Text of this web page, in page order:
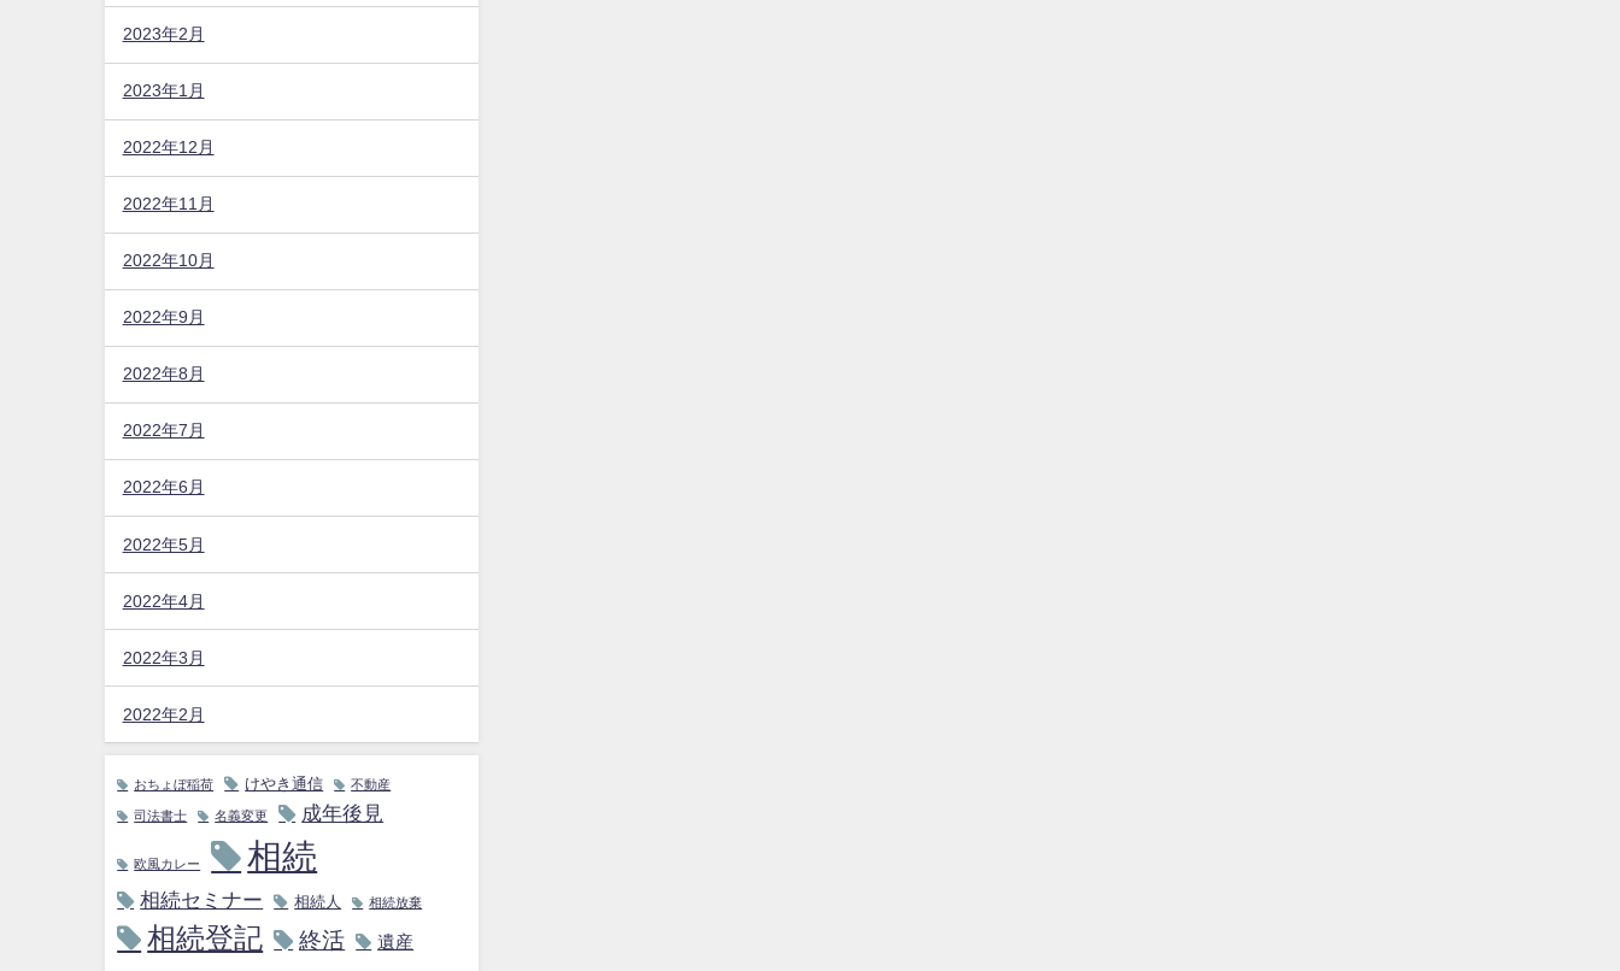
2023年2月
2023年1月
2022年12月
2022年11月
2022年10月
2022年9月
2022年8月
2022年7月
2022年6月
2022年5月
2022年4月
2022年3月
2022年2月
おちょぼ稲荷 けやき通信 不動産
司法書士 名義変更 成年後見
欧風カレー 相続
相続セミナー 相続人 相続放棄
相続登記 終活 遺産